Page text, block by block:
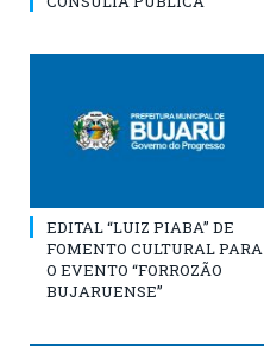
EDITAL “LUIZ PIABA” DE
FOMENTO CULTURAL PARA
O EVENTO “FORROZÃO
BUJARUENSE”